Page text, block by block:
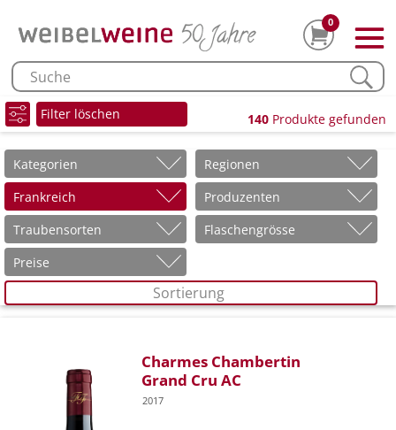
0
Filter löschen 140 Produkte gefunden
Kategorien
Regionen
Frankreich
Produzenten
Traubensorten
Flaschengrösse
Preise
Sortierung
Charmes Chambertin
Grand Cru AC
2017